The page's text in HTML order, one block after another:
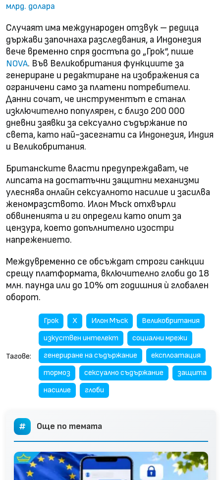
млрд. долара
Случаят има международен отзвук – редица
държави започнаха разследвания, а Индонезия
вече временно спря достъпа до „Грок“, пише
NOVA. Във Великобритания функциите за
генериране и редактиране на изображения са
ограничени само за платени потребители.
Данни сочат, че инструментът е станал
изключително популярен, с близо 200 000
дневни заявки за сексуално съдържание по
света, като най-засегнати са Индонезия, Индия
и Великобритания.
Британските власти предупреждават, че
липсата на достатъчни защитни механизми
улеснява онлайн сексуалното насилие и засилва
женомразството. Илон Мъск отхвърли
обвиненията и ги определи като опит за
цензура, което допълнително изостри
напрежението.
Междувременно се обсъждат строги санкции
срещу платформата, включително глоби до 18
млн. паунда или до 10% от годишния ѝ глобален
оборот.
Тагове:
Грок Х Илон Мъск
Великобритания
изкуствен интелект
социални мрежи
генериране на съдържание
експлоатация
тормоз
сексуално съдържание
защита
насилие
глоби
Още по темата